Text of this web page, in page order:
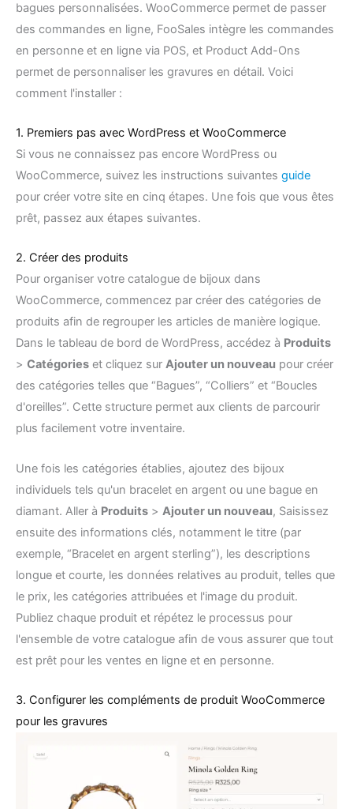
bagues personnalisées. WooCommerce permet de passer
des commandes en ligne, FooSales intègre les commandes
en personne et en ligne via POS, et Product Add-Ons
permet de personnaliser les gravures en détail. Voici
comment l'installer :
1. Premiers pas avec WordPress et WooCommerce
Si vous ne connaissez pas encore WordPress ou
WooCommerce, suivez les instructions suivantes guide
pour créer votre site en cinq étapes. Une fois que vous êtes
prêt, passez aux étapes suivantes.
2. Créer des produits
Pour organiser votre catalogue de bijoux dans
WooCommerce, commencez par créer des catégories de
produits afin de regrouper les articles de manière logique.
Dans le tableau de bord de WordPress, accédez à Produits
> Catégories et cliquez sur Ajouter un nouveau pour créer
des catégories telles que “Bagues”, “Colliers” et “Boucles
d'oreilles”. Cette structure permet aux clients de parcourir
plus facilement votre inventaire.
Une fois les catégories établies, ajoutez des bijoux
individuels tels qu'un bracelet en argent ou une bague en
diamant. Aller à Produits > Ajouter un nouveau, Saisissez
ensuite des informations clés, notamment le titre (par
exemple, “Bracelet en argent sterling”), les descriptions
longue et courte, les données relatives au produit, telles que
le prix, les catégories attribuées et l'image du produit.
Publiez chaque produit et répétez le processus pour
l'ensemble de votre catalogue afin de vous assurer que tout
est prêt pour les ventes en ligne et en personne.
3. Configurer les compléments de produit WooCommerce
pour les gravures